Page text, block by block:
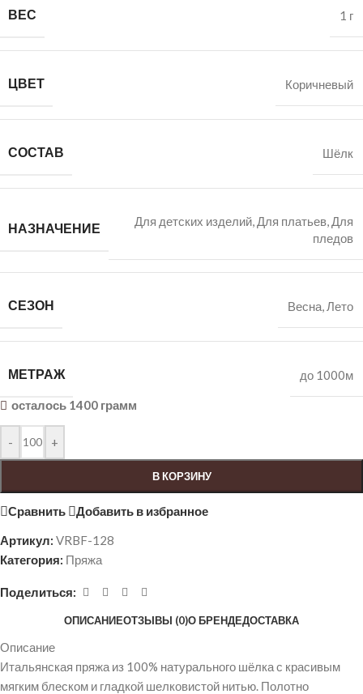
ВЕС 1 г
ЦВЕТ Коричневый
СОСТАВ Шёлк
НАЗНАЧЕНИЕ Для детских изделий, Для платьев, Для
пледов
СЕЗОН Весна,Лето
МЕТРАЖ до 1000м
осталось 1400 грамм
- +
В КОРЗИНУ
Сравнить
Добавить в избранное
Артикул: VRBF-128
Категория: Пряжа
Поделиться:
ОПИСАНИЕОТЗЫВЫ (0)О БРЕНДЕДОСТАВКА
Описание
Итальянская пряжа из 100% натурального шёлка с красивым
мягким блеском и гладкой шелковистой нитью. Полотно